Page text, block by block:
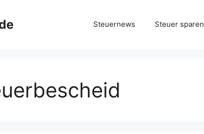
Steuernews Steuer sparen